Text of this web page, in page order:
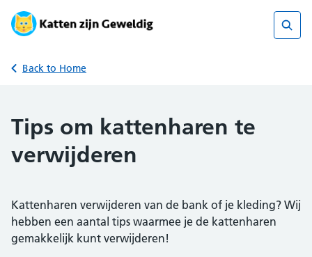
Skip
Back to Home
Tips om kattenharen te
verwijderen
Kattenharen verwijderen van de bank of je kleding? Wij
hebben een aantal tips waarmee je de kattenharen
gemakkelijk kunt verwijderen!